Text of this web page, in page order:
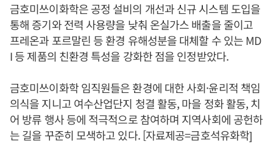
금호미쓰이화학은 공정 설비의 개선과 신규 시스템 도입을
통해 증기와 전력 사용량을 낮춰 온실가스 배출을 줄이고
프레온과 포르말린 등 환경 유해성분을 대체할 수 있는 MD
I 등 제품의 친환경 특성을 강화한 점을 인정받았다.
금호미쓰이화학 임직원들은 환경에 대한 사회·윤리적 책임
의식을 지니고 여수산업단지 청결 활동, 마을 정화 활동, 치
어 방류 행사 등에 적극적으로 참여하며 지역사회에 공헌하
는 길을 꾸준히 모색하고 있다. [자료제공=금호석유화학]